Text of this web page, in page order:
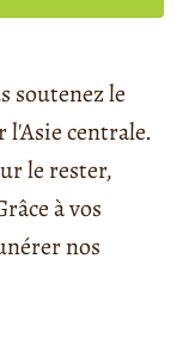
soutenez le
l'Asie centrale.
le rester,
à vos
nos